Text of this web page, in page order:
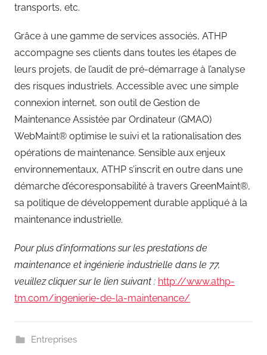
transports, etc.
Grâce à une gamme de services associés, ATHP
accompagne ses clients dans toutes les étapes de
leurs projets, de l’audit de pré-démarrage à l’analyse
des risques industriels. Accessible avec une simple
connexion internet, son outil de Gestion de
Maintenance Assistée par Ordinateur (GMAO)
WebMaint® optimise le suivi et la rationalisation des
opérations de maintenance. Sensible aux enjeux
environnementaux, ATHP s’inscrit en outre dans une
démarche d’écoresponsabilité à travers GreenMaint®,
sa politique de développement durable appliqué à la
maintenance industrielle.
Pour plus d’informations sur les prestations de
maintenance et ingénierie industrielle dans le 77,
veuillez cliquer sur le lien suivant : http://www.athp-
tm.com/ingenierie-de-la-maintenance/
Entreprises